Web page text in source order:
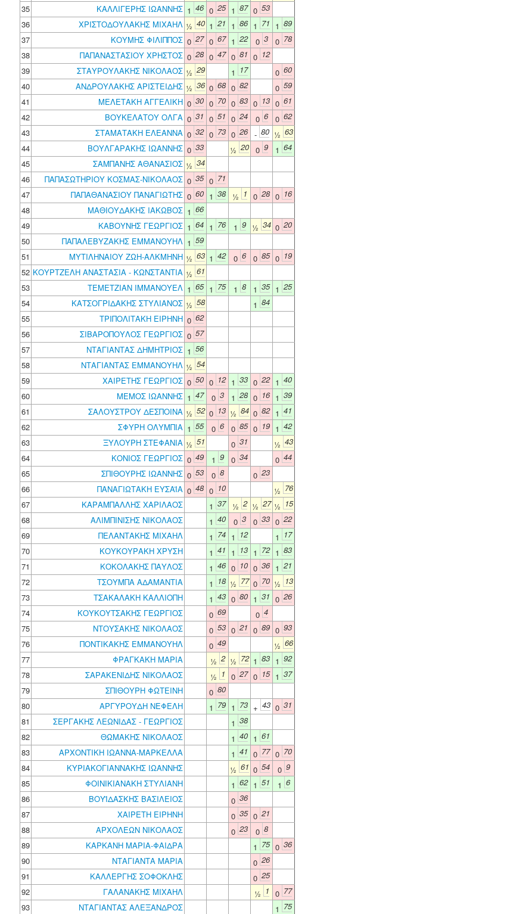
35
ΚΑΛΛΙΓΕΡΗΣ ΙΩΑΝΝΗΣ 1 46 0 25 1 87 0 53
36
ΧΡΙΣΤΟΔΟΥΛΑΚΗΣ ΜΙΧΑΗΛ ½ 40 1 21 1 86 1 71 1 89
37
ΚΟΥΜΗΣ ΦΙΛΙΠΠΟΣ 0 27 0 67 1 22 0 3 0 78
38
ΠΑΠΑΝΑΣΤΑΣΙΟΥ ΧΡΗΣΤΟΣ 0 28 0 47 0 81 0 12
39
ΣΤΑΥΡΟΥΛΑΚΗΣ ΝΙΚΟΛΑΟΣ ½ 29 1 17 0 60
40
ΑΝΔΡΟΥΛΑΚΗΣ ΑΡΙΣΤΕΙΔΗΣ ½ 36 0 68 0 82 0 59
41
ΜΕΛΕΤΑΚΗ ΑΓΓΕΛΙΚΗ 0 30 0 70 0 83 0 13 0 61
42
ΒΟΥΚΕΛΑΤΟΥ ΟΛΓΑ 0 31 0 51 0 24 0 6 0 62
43
ΣΤΑΜΑΤΑΚΗ ΕΛΕΑΝΝΑ 0 32 0 73 0 26 - 80 ½ 63
44
ΒΟΥΛΓΑΡΑΚΗΣ ΙΩΑΝΝΗΣ 0 33 ½ 20 0 9 1 64
45
ΣΑΜΠΑΝΗΣ ΑΘΑΝΑΣΙΟΣ ½ 34
46
ΠΑΠΑΣΩΤΗΡΙΟΥ ΚΟΣΜΑΣ-ΝΙΚΟΛΑΟΣ 0 35 0 71
47
ΠΑΠΑΘΑΝΑΣΙΟΥ ΠΑΝΑΓΙΩΤΗΣ 0 60 1 38 ½ 1 0 28 0 16
48
ΜΑΘΙΟΥΔΑΚΗΣ ΙΑΚΩΒΟΣ 1 66
49
ΚΑΒΟΥΝΗΣ ΓΕΩΡΓΙΟΣ 1 64 1 76 1 9 ½ 34 0 20
50
ΠΑΠΑΛΕΒΥΖΑΚΗΣ ΕΜΜΑΝΟΥΗΛ 1 59
51
ΜΥΤΙΛΗΝΑΙΟΥ ΖΩΗ-ΑΛΚΜΗΝΗ ½ 63 1 42 0 6 0 85 0 19
52 ΚΟΥΡΤΖΕΛΗ ΑΝΑΣΤΑΣΙΑ - ΚΩΝΣΤΑΝΤΙΑ ½ 61
53
ΤΕΜΕΤΖΙΑΝ ΙΜΜΑΝΟΥΕΛ 1 65 1 75 1 8 1 35 1 25
54
ΚΑΤΣΟΓΡΙΔΑΚΗΣ ΣΤΥΛΙΑΝΟΣ ½ 58 1 84
55
ΤΡΙΠΟΛΙΤΑΚΗ ΕΙΡΗΝΗ 0 62
56
ΣΙΒΑΡΟΠΟΥΛΟΣ ΓΕΩΡΓΙΟΣ 0 57
57
ΝΤΑΓΙΑΝΤΑΣ ΔΗΜΗΤΡΙΟΣ 1 56
58
ΝΤΑΓΙΑΝΤΑΣ ΕΜΜΑΝΟΥΗΛ ½ 54
59
ΧΑΙΡΕΤΗΣ ΓΕΩΡΓΙΟΣ 0 50 0 12 1 33 0 22 1 40
60
ΜΕΜΟΣ ΙΩΑΝΝΗΣ 1 47 0 3 1 28 0 16 1 39
61
ΣΑΛΟΥΣΤΡΟΥ ΔΕΣΠΟΙΝΑ ½ 52 0 13 ½ 84 0 82 1 41
62
ΣΦΥΡΗ ΟΛΥΜΠΙΑ 1 55 0 6 0 85 0 19 1 42
63
ΞΥΛΟΥΡΗ ΣΤΕΦΑΝΙΑ ½ 51 0 31 ½ 43
64
ΚΟΝΙΟΣ ΓΕΩΡΓΙΟΣ 0 49 1 9 0 34 0 44
65
ΣΠΙΘΟΥΡΗΣ ΙΩΑΝΝΗΣ 0 53 0 8 0 23
66
ΠΑΝΑΓΙΩΤΑΚΗ ΕΥΣΑΪΑ 0 48 0 10 ½ 76
67
ΚΑΡΑΜΠΑΛΛΗΣ ΧΑΡΙΛΑΟΣ 1 37 ½ 2 ½ 27 ½ 15
68
ΑΛΙΜΠΙΝΙΣΗΣ ΝΙΚΟΛΑΟΣ 1 40 0 3 0 33 0 22
69
ΠΕΛΑΝΤΑΚΗΣ ΜΙΧΑΗΛ 1 74 1 12 1 17
70
ΚΟΥΚΟΥΡΑΚΗ ΧΡΥΣΗ 1 41 1 13 1 72 1 83
71
ΚΟΚΟΛΑΚΗΣ ΠΑΥΛΟΣ 1 46 0 10 0 36 1 21
72
ΤΣΟΥΜΠΑ ΑΔΑΜΑΝΤΙΑ 1 18 ½ 77 0 70 ½ 13
73
ΤΣΑΚΑΛΑΚΗ ΚΑΛΛΙΟΠΗ 1 43 0 80 1 31 0 26
74
ΚΟΥΚΟΥΤΣΑΚΗΣ ΓΕΩΡΓΙΟΣ 0 69 0 4
75
ΝΤΟΥΣΑΚΗΣ ΝΙΚΟΛΑΟΣ 0 53 0 21 0 89 0 93
76
ΠΟΝΤΙΚΑΚΗΣ ΕΜΜΑΝΟΥΗΛ 0 49 ½ 66
77
ΦΡΑΓΚΑΚΗ ΜΑΡΙΑ ½ 2 ½ 72 1 83 1 92
78
ΣΑΡΑΚΕΝΙΔΗΣ ΝΙΚΟΛΑΟΣ ½ 1 0 27 0 15 1 37
79
ΣΠΙΘΟΥΡΗ ΦΩΤΕΙΝΗ 0 80
80
ΑΡΓΥΡΟΥΔΗ ΝΕΦΕΛΗ 1 79 1 73 + 43 0 31
81
ΣΕΡΓΑΚΗΣ ΛΕΩΝΙΔΑΣ - ΓΕΩΡΓΙΟΣ 1 38
82
ΘΩΜΑΚΗΣ ΝΙΚΟΛΑΟΣ 1 40 1 61
83
ΑΡΧΟΝΤΙΚΗ ΙΩΑΝΝΑ-ΜΑΡΚΕΛΛΑ 1 41 0 77 0 70
84
ΚΥΡΙΑΚΟΓΙΑΝΝΑΚΗΣ ΙΩΑΝΝΗΣ ½ 61 0 54 0 9
85
ΦΟΙΝΙΚΙΑΝΑΚΗ ΣΤΥΛΙΑΝΗ 1 62 1 51 1 6
86
ΒΟΥΪΔΑΣΚΗΣ ΒΑΣΙΛΕΙΟΣ 0 36
87
ΧΑΙΡΕΤΗ ΕΙΡΗΝΗ 0 35 0 21
88
ΑΡΧΟΛΕΩΝ ΝΙΚΟΛΑΟΣ 0 23 0 8
89
ΚΑΡΚΑΝΗ ΜΑΡΙΑ-ΦΑΙΔΡΑ 1 75 0 36
90
ΝΤΑΓΙΑΝΤΑ ΜΑΡΙΑ 0 26
91
ΚΑΛΛΕΡΓΗΣ ΣΟΦΟΚΛΗΣ 0 25
92
ΓΑΛΑΝΑΚΗΣ ΜΙΧΑΗΛ ½ 1 0 77
93
ΝΤΑΓΙΑΝΤΑΣ ΑΛΕΞΑΝΔΡΟΣ 1 75